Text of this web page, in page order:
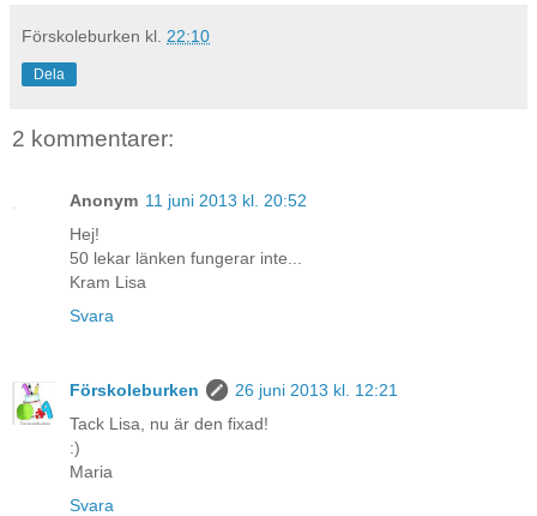
Förskoleburken kl. 22:10
Dela
2 kommentarer:
Anonym 11 juni 2013 kl. 20:52
Hej!
50 lekar länken fungerar inte...
Kram Lisa
Svara
Förskoleburken
26 juni 2013 kl. 12:21
Tack Lisa, nu är den fixad!
:)
Maria
Svara